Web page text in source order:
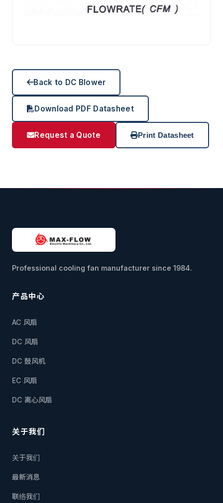
Back to DC Blower
Download PDF Datasheet
Request a Quote Print Datasheet
Professional cooling fan manufacturer since 1984.
产品中心
AC 风扇
DC 风扇
DC 鼓风机
EC 风扇
DC 离心风扇
关于我们
关于我们
最新消息
联络我们